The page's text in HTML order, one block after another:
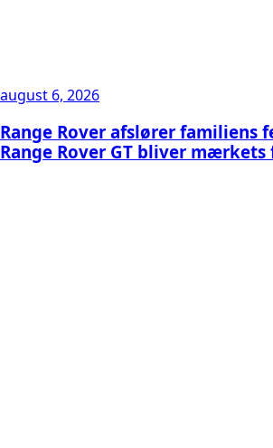
august 6, 2026
Range Rover afslører familiens
Range Rover GT bliver